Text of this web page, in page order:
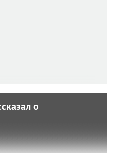
о
Путин рассказал о
заявил, что в стране
правовой реальности.